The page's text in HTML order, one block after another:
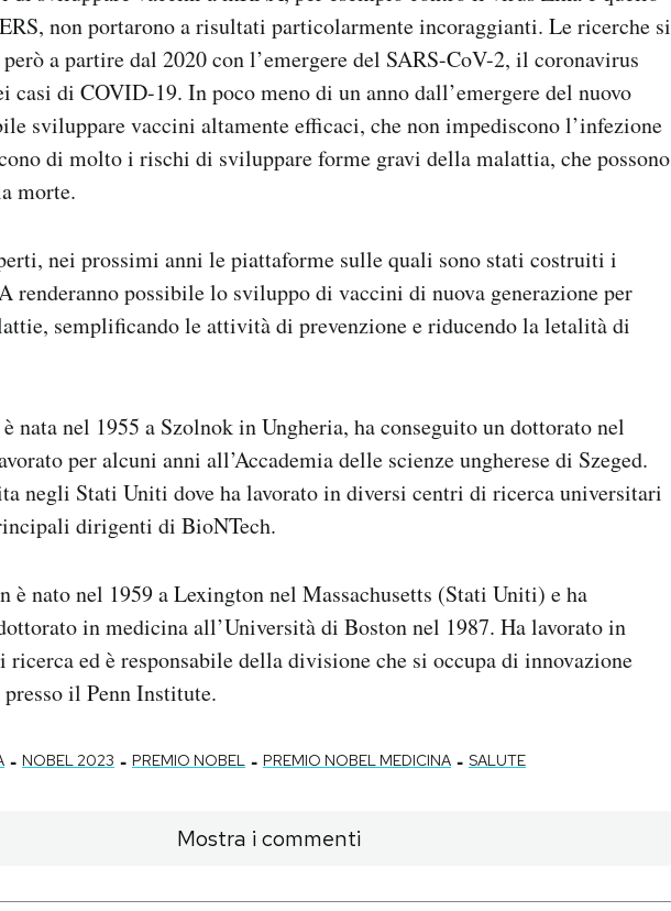
non portarono a risultati particolarmente incoraggianti. Le ricerche si
a partire dal 2020 con l’emergere del SARS-CoV-2, il coronavirus
casi di COVID-19. In poco meno di un anno dall’emergere del nuovo
sviluppare vaccini altamente efficaci, che non impediscono l’infezione
di molto i rischi di sviluppare forme gravi della malattia, che possono
morte.
nei prossimi anni le piattaforme sulle quali sono stati costruiti i
renderanno possibile lo sviluppo di vaccini di nuova generazione per
semplificando le attività di prevenzione e riducendo la letalità di
nata nel 1955 a Szolnok in Ungheria, ha conseguito un dottorato nel
per alcuni anni all’Accademia delle scienze ungherese di Szeged.
negli Stati Uniti dove ha lavorato in diversi centri di ricerca universitari
dirigenti di BioNTech.
è nato nel 1959 a Lexington nel Massachusetts (Stati Uniti) e ha
in medicina all’Università di Boston nel 1987. Ha lavorato in
ed è responsabile della divisione che si occupa di innovazione
il Penn Institute.
- NOBEL 2023 - PREMIO NOBEL - PREMIO NOBEL MEDICINA - SALUTE
Mostra i commenti